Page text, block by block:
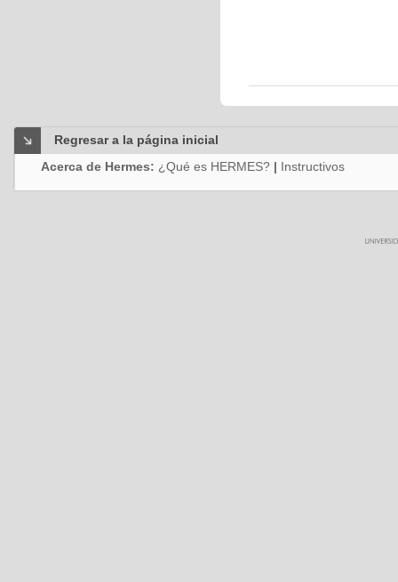
Regresar a la página inicial
Acerca de Hermes: ¿Qué es HERMES? | Instructivos